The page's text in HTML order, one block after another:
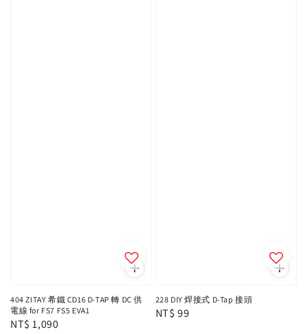
404 ZITAY 希鐵 CD16 D-TAP 轉 DC 供
電線 for FS7 FS5 EVA1
Regular
NT$ 1,090
228 DIY 焊接式 D-Tap 接頭
Regular
NT$ 99